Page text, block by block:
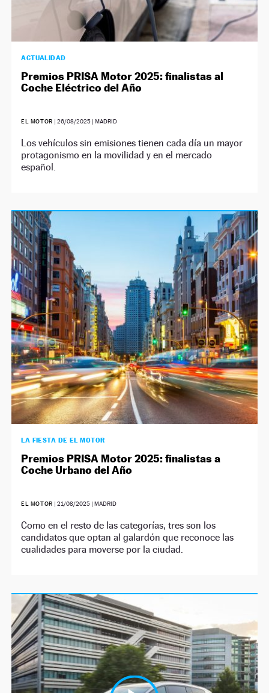
ACTUALIDAD
Premios PRISA Motor 2025: finalistas al
Coche Eléctrico del Año
EL MOTOR |26/08/2025 | MADRID
Los vehículos sin emisiones tienen cada día un mayor
protagonismo en la movilidad y en el mercado
español.
LA FIESTA DE EL MOTOR
Premios PRISA Motor 2025: finalistas a
Coche Urbano del Año
EL MOTOR |21/08/2025 | MADRID
Como en el resto de las categorías, tres son los
candidatos que optan al galardón que reconoce las
cualidades para moverse por la ciudad.